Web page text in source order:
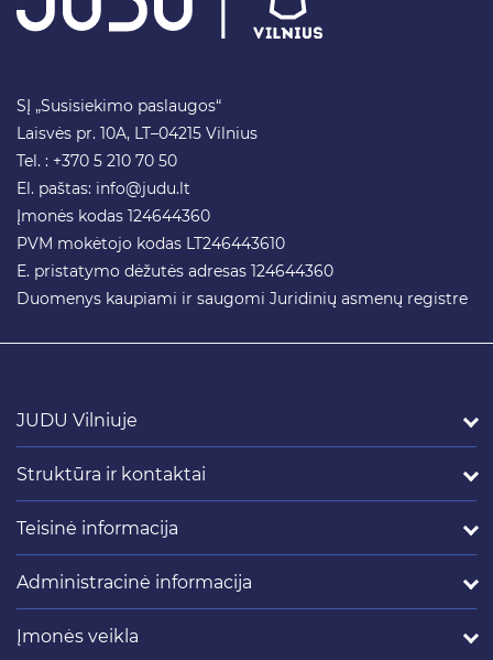
SĮ „Susisiekimo paslaugos“
Laisvės pr. 10A, LT–04215 Vilnius
Tel. : +370 5 210 70 50
El. paštas: info@judu.lt
Įmonės kodas 124644360
PVM mokėtojo kodas LT246443610
E. pristatymo dėžutės adresas 124644360
Duomenys kaupiami ir saugomi Juridinių asmenų registre
JUDU Vilniuje
Struktūra ir kontaktai
Teisinė informacija
Administracinė informacija
Įmonės veikla